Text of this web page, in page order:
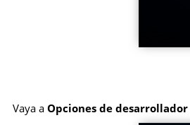
Vaya aOpciones de desarrollador